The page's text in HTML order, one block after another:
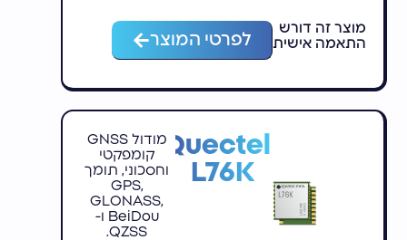
מוצר זה דורש
התאמה אישית
לפרטי המוצר
Quectel
L76K
מודול GNSS
קומפקטי
וחסכוני, תומך
GPS,
GLONASS,
BeiDou ו-
QZSS.